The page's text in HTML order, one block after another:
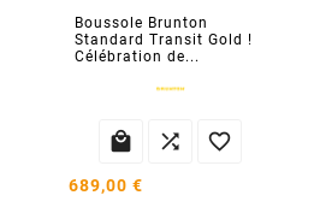
Boussole Brunton
Standard Transit Gold !
Célébration de...
  
689,00 €